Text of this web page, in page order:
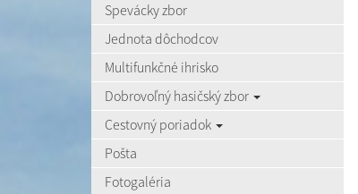
Spevácky zbor
Jednota dôchodcov
Multifunkčné ihrisko
Dobrovoľný hasičský zbor
Cestovný poriadok
Pošta
Fotogaléria